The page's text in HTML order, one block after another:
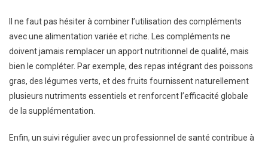
Il ne faut pas hésiter à combiner l’utilisation des compléments
avec une alimentation variée et riche. Les compléments ne
doivent jamais remplacer un apport nutritionnel de qualité, mais
bien le compléter. Par exemple, des repas intégrant des poissons
gras, des légumes verts, et des fruits fournissent naturellement
plusieurs nutriments essentiels et renforcent l’efficacité globale
de la supplémentation.
Enfin, un suivi régulier avec un professionnel de santé contribue à